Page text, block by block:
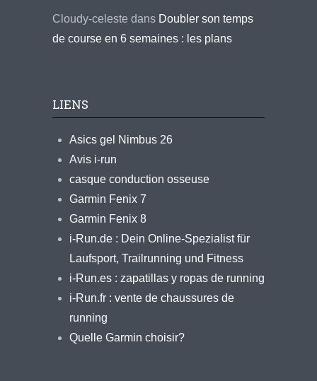
Cloudy-celeste dans Doubler son temps
de course en 6 semaines : les plans
LIENS
Asics gel Nimbus 26
Avis i-run
casque conduction osseuse
Garmin Fenix 7
Garmin Fenix 8
i-Run.de : Dein Online-Spezialist für
Laufsport, Trailrunning und Fitness
i-Run.es : zapatillas y ropas de running
i-Run.fr : vente de chaussures de
running
Quelle Garmin choisir?